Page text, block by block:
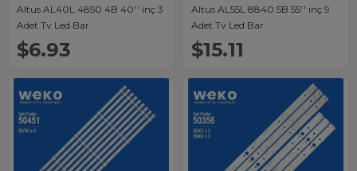
Altus AL40L 4850 4B 40'' inç 3
Adet Tv Led Bar
$6.93
Altus AL55L 8840 5B 55'' inç 9
Adet Tv Led Bar
$15.11